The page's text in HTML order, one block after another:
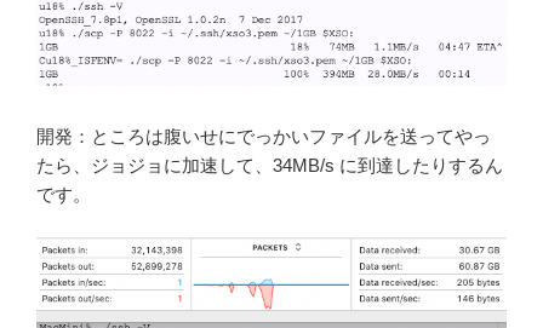
開発：ところは腹いせにでっかいファイルを送ってやっ
たら、ジョジョに加速して、34MB/s に到達したりするん
です。